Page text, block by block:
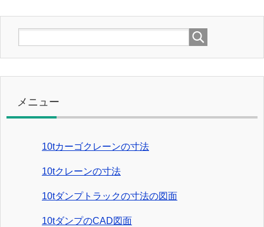
メニュー
10tカーゴクレーンの寸法
10tクレーンの寸法
10tダンプトラックの寸法の図面
10tダンプのCAD図面